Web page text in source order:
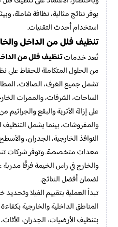
يوفر نتائج مثالية، نظافة شاملة،
استخدام أحدث التقنيات.
تنظيف فلل من الداخل
تُعد خدماتتنظيف فلل من
من الحلول المتكاملة للحفاظ على
تشمل جميع الغرف، الصالات،
الساحات، الشرفات، والممرات
على إزالة الأتربة والبقع والجراثيم
والمفروشات، بينما يشمل
النوافذ الخارجية، الجدران،
معدات متخصصة. وتوفر شركات
والخارج في راس الخيمة فرقًا
لضمان أفضل النتائج.
تبدأ العملية بتقييم الفيلا
المناطق الداخلية والخارجية
بتنظيف الأرضيات، الجدران،